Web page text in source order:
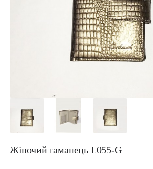
Жіночий гаманець L055-G